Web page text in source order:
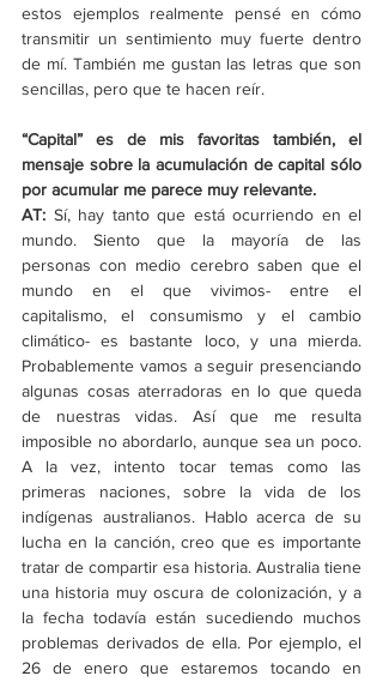
estos ejemplos realmente pensé en cómo
transmitir un sentimiento muy fuerte dentro
de mí. También me gustan las letras que son
sencillas, pero que te hacen reír.
“Capital” es de mis favoritas también, el
mensaje sobre la acumulación de capital sólo
por acumular me parece muy relevante.
AT: Sí, hay tanto que está ocurriendo en el
mundo. Siento que la mayoría de las
personas con medio cerebro saben que el
mundo en el que vivimos- entre el
capitalismo, el consumismo y el cambio
climático- es bastante loco, y una mierda.
Probablemente vamos a seguir presenciando
algunas cosas aterradoras en lo que queda
de nuestras vidas. Así que me resulta
imposible no abordarlo, aunque sea un poco.
A la vez, intento tocar temas como las
primeras naciones, sobre la vida de los
indígenas australianos. Hablo acerca de su
lucha en la canción, creo que es importante
tratar de compartir esa historia. Australia tiene
una historia muy oscura de colonización, y a
la fecha todavía están sucediendo muchos
problemas derivados de ella. Por ejemplo, el
26 de enero que estaremos tocando en